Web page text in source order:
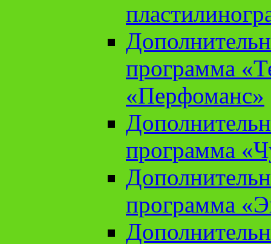
программа
«Перфоманс»
программа
программа